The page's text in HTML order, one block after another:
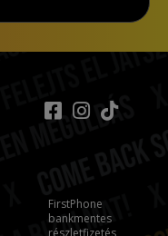
FirstPhone
bankmentes
részletfizetés